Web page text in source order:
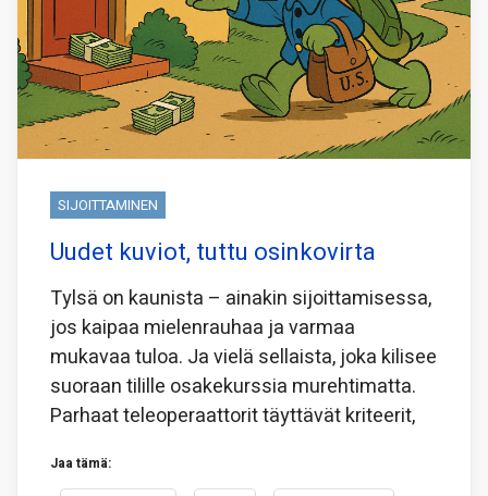
SIJOITTAMINEN
Uudet kuviot, tuttu osinkovirta
Tylsä on kaunista – ainakin sijoittamisessa,
jos kaipaa mielenrauhaa ja varmaa
mukavaa tuloa. Ja vielä sellaista, joka kilisee
suoraan tilille osakekurssia murehtimatta.
Parhaat teleoperaattorit täyttävät kriteerit,
Jaa tämä: